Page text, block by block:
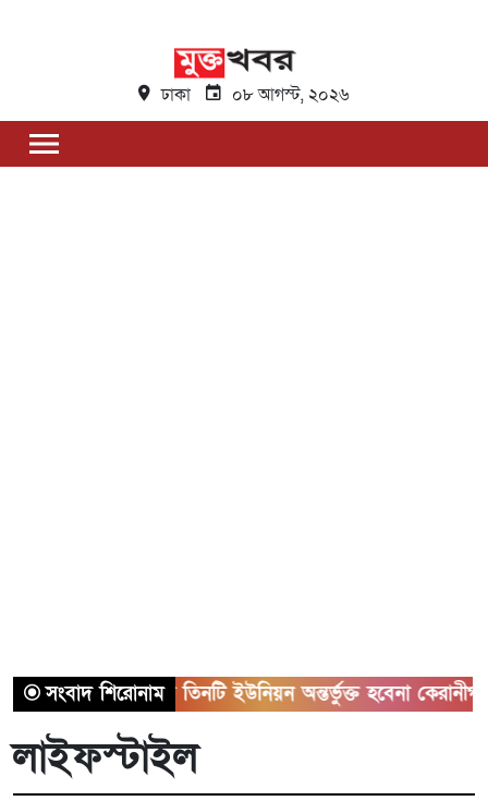
ঢাকা ০৮ আগস্ট, ২০২৬
সংবাদ শিরোনাম
সাভারের তিনটি ইউনিয়ন অন্তর্ভুক্ত হবেনা কেরানীগঞ্জের সাথে
লাইফস্টাইল